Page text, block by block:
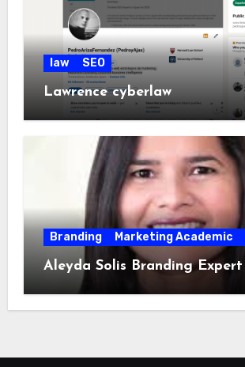
law SEO
Lawrence cyberlaw
Branding Marketing Academic
Aleyda Solis Branding Expert